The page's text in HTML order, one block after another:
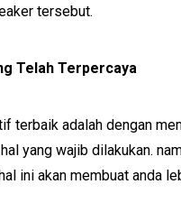
tersebut.
Telah Terpercaya
terbaik adalah dengan
yang wajib dilakukan.
ini akan membuat anda